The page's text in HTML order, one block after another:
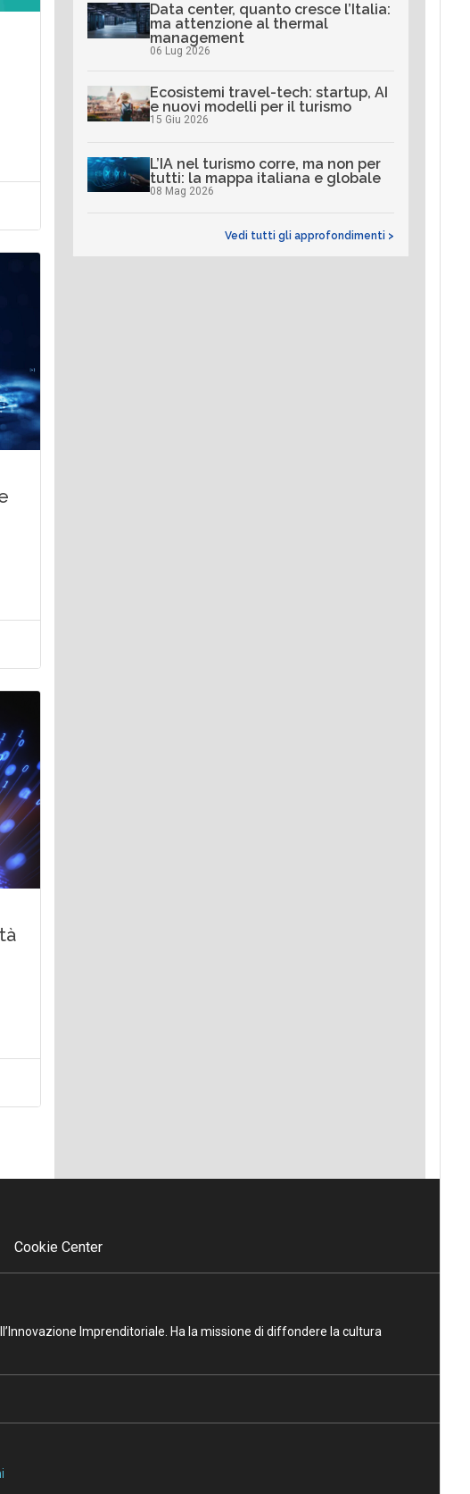
Data center, quanto cresce l’Italia:
ma attenzione al thermal
management
06 Lug 2026
Ecosistemi travel-tech: startup, AI
e nuovi modelli per il turismo
15 Giu 2026
L’IA nel turismo corre, ma non per
tutti: la mappa italiana e globale
08 Mag 2026
Vedi tutti gli approfondimenti >
Cookie Center
Imprenditoriale. Ha la missione di diffondere la cultura